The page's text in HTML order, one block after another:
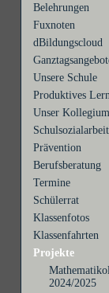
Belehrungen
Fuxnoten
dBildungscloud
Unsere Schule
Produktives
Unser Kollegium
Schulsozialarbeit
Prävention
Berufsberatung
Termine
Schülerrat
Klassenfotos
Klassenfahrten
Projekte
2024/2025